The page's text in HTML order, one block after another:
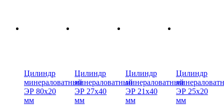
Цилиндр
минераловатный
ЭР 80х20
мм
Цилиндр
минераловатный
ЭР 27х40
мм
Цилиндр
минераловатный
ЭР 21х40
мм
Цилиндр
ЭР 25х20
мм